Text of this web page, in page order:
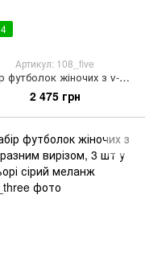
4
Артикул: 108_five
Набір футболок жіночих з v-образним вирізом, 5 шт лавандового кольору
2 475 грн